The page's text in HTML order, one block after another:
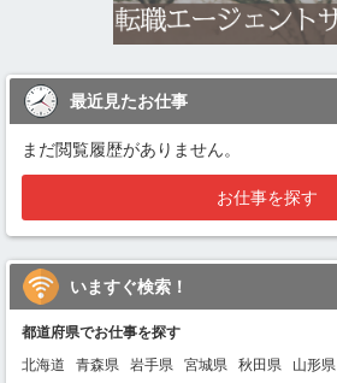
最近見たお仕事
まだ閲覧履歴がありません。
お仕事を探す
いますぐ検索！
都道府県でお仕事を探す
北海道
青森県 岩手県 宮城県 秋田県 山形県